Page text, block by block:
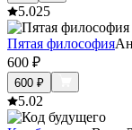
5.025
Пятая философия
600 ₽
600 ₽
5.02